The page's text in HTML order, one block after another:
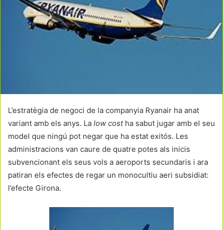
L’estratègia de negoci de la companyia Ryanair ha anat
variant amb els anys. La low costha sabut jugar amb el seu
model que ningú pot negar que ha estat exitós. Les
administracions van caure de quatre potes als inicis
subvencionant els seus vols a aeroports secundaris i ara
patiran els efectes de regar un monocultiu aeri subsidiat:
l’efecte Girona.